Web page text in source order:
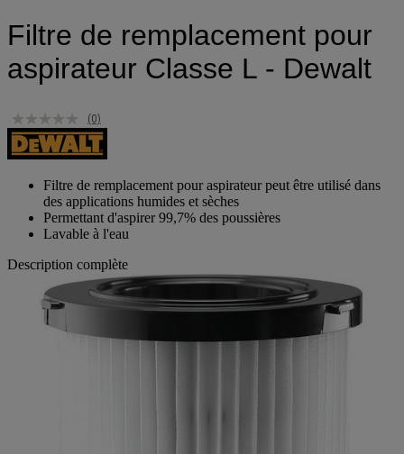
Filtre de remplacement pour
aspirateur Classe L - Dewalt
(0)
Filtre de remplacement pour aspirateur peut être utilisé dans
des applications humides et sèches
Permettant d'aspirer 99,7% des poussières
Lavable à l'eau
Description complète